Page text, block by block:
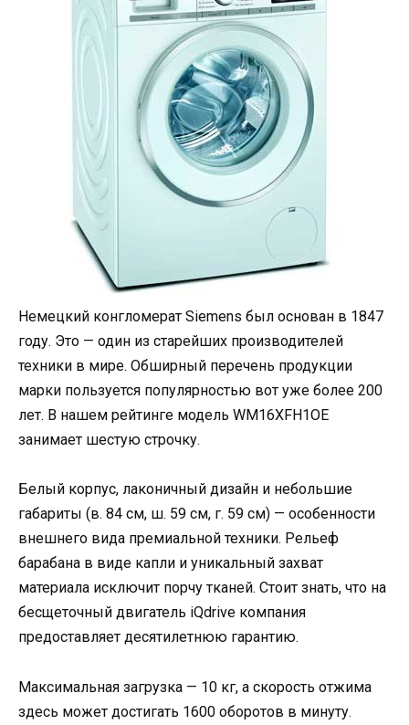
Немецкий конгломерат Siemens был основан в 1847
году. Это — один из старейших производителей
техники в мире. Обширный перечень продукции
марки пользуется популярностью вот уже более 200
лет. В нашем рейтинге модель WM16XFH1OE
занимает шестую строчку.
Белый корпус, лаконичный дизайн и небольшие
габариты (в. 84 см, ш. 59 см, г. 59 см) — особенности
внешнего вида премиальной техники. Рельеф
барабана в виде капли и уникальный захват
материала исключит порчу тканей. Стоит знать, что на
бесщеточный двигатель iQdrive компания
предоставляет десятилетнюю гарантию.
Максимальная загрузка — 10 кг, а скорость отжима
здесь может достигать 1600 оборотов в минуту.